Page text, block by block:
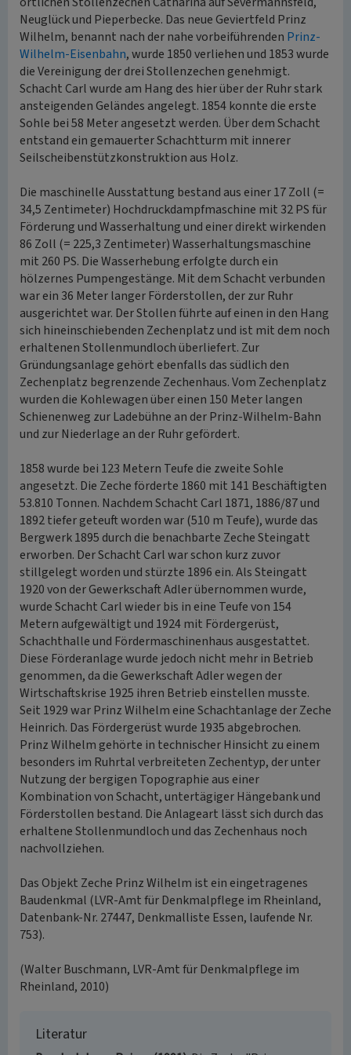
Neuglück und Pieperbecke. Das neue Geviertfeld Prinz
Wilhelm, benannt nach der nahe vorbeiführenden Prinz-
Wilhelm-Eisenbahn, wurde 1850 verliehen und 1853 wurde
die Vereinigung der drei Stollenzechen genehmigt.
Schacht Carl wurde am Hang des hier über der Ruhr stark
ansteigenden Geländes angelegt. 1854 konnte die erste
Sohle bei 58 Meter angesetzt werden. Über dem Schacht
entstand ein gemauerter Schachtturm mit innerer
Seilscheibenstützkonstruktion aus Holz.
Die maschinelle Ausstattung bestand aus einer 17 Zoll (=
34,5 Zentimeter) Hochdruckdampfmaschine mit 32 PS für
Förderung und Wasserhaltung und einer direkt wirkenden
86 Zoll (= 225,3 Zentimeter) Wasserhaltungsmaschine
mit 260 PS. Die Wasserhebung erfolgte durch ein
hölzernes Pumpengestänge. Mit dem Schacht verbunden
war ein 36 Meter langer Förderstollen, der zur Ruhr
ausgerichtet war. Der Stollen führte auf einen in den Hang
sich hineinschiebenden Zechenplatz und ist mit dem noch
erhaltenen Stollenmundloch überliefert. Zur
Gründungsanlage gehört ebenfalls das südlich den
Zechenplatz begrenzende Zechenhaus. Vom Zechenplatz
wurden die Kohlewagen über einen 150 Meter langen
Schienenweg zur Ladebühne an der Prinz-Wilhelm-Bahn
und zur Niederlage an der Ruhr gefördert.
1858 wurde bei 123 Metern Teufe die zweite Sohle
angesetzt. Die Zeche förderte 1860 mit 141 Beschäftigten
53.810 Tonnen. Nachdem Schacht Carl 1871, 1886/87 und
1892 tiefer geteuft worden war (510 m Teufe), wurde das
Bergwerk 1895 durch die benachbarte Zeche Steingatt
erworben. Der Schacht Carl war schon kurz zuvor
stillgelegt worden und stürzte 1896 ein. Als Steingatt
1920 von der Gewerkschaft Adler übernommen wurde,
wurde Schacht Carl wieder bis in eine Teufe von 154
Metern aufgewältigt und 1924 mit Fördergerüst,
Schachthalle und Fördermaschinenhaus ausgestattet.
Diese Förderanlage wurde jedoch nicht mehr in Betrieb
genommen, da die Gewerkschaft Adler wegen der
Wirtschaftskrise 1925 ihren Betrieb einstellen musste.
Seit 1929 war Prinz Wilhelm eine Schachtanlage der Zeche
Heinrich. Das Fördergerüst wurde 1935 abgebrochen.
Prinz Wilhelm gehörte in technischer Hinsicht zu einem
besonders im Ruhrtal verbreiteten Zechentyp, der unter
Nutzung der bergigen Topographie aus einer
Kombination von Schacht, untertägiger Hängebank und
Förderstollen bestand. Die Anlageart lässt sich durch das
erhaltene Stollenmundloch und das Zechenhaus noch
nachvollziehen.
Das Objekt Zeche Prinz Wilhelm ist ein eingetragenes
Baudenkmal (LVR-Amt für Denkmalpflege im Rheinland,
Datenbank-Nr. 27447, Denkmalliste Essen, laufende Nr.
753).
(Walter Buschmann, LVR-Amt für Denkmalpflege im
Rheinland, 2010)
Literatur